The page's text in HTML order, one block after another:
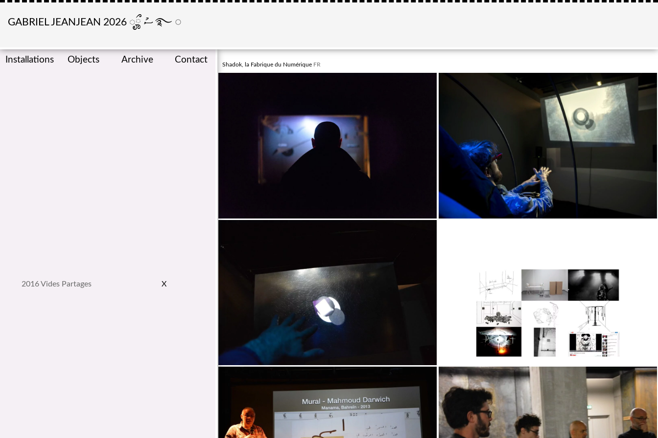
GABRIEL JEANJEAN 2026 ೄྀ ސު ࿐ ◌
Installations Objects Archive Contact
2016 Vides Partages X
Shadok, la Fabrique du Numérique FR